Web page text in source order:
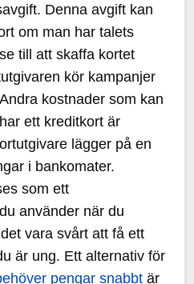
Denna avgift kan
om man har talets
till att skaffa kortet
kör kampanjer
kostnader som kan
ett kreditkort är
lägger på en
i bankomater.
som ett
använder när du
vara svårt att få ett
är ung. Ett alternativ för
pengar snabbt är